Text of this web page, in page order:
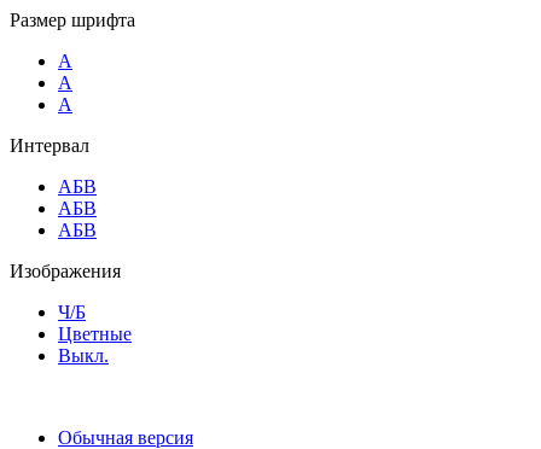
Размер шрифта
A
A
A
Интервал
AБВ
AБВ
AБВ
Изображения
Ч/Б
Цветные
Выкл.
Обычная версия